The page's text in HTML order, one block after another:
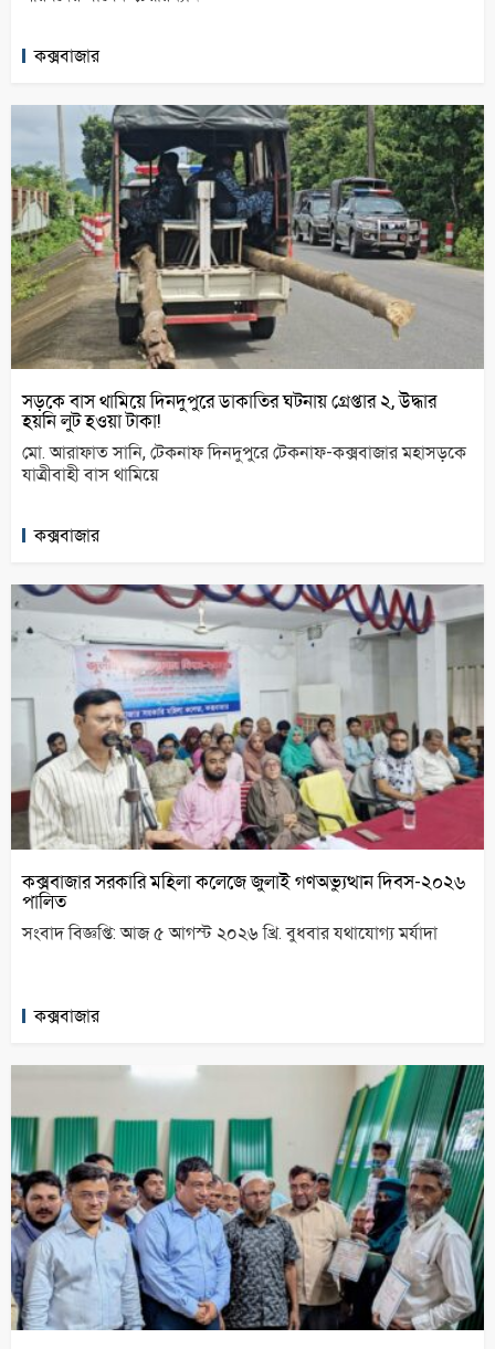
কক্সবাজার
সড়কে বাস থামিয়ে দিনদুপুরে ডাকাতির ঘটনায় গ্রেপ্তার ২, উদ্ধার
হয়নি লুট হওয়া টাকা!
মো. আরাফাত সানি, টেকনাফ দিনদুপুরে টেকনাফ-কক্সবাজার মহাসড়কে
যাত্রীবাহী বাস থামিয়ে
কক্সবাজার
কক্সবাজার সরকারি মহিলা কলেজে জুলাই গণঅভ্যুত্থান দিবস-২০২৬
পালিত
সংবাদ বিজ্ঞপ্তি: আজ ৫ আগস্ট ২০২৬ খ্রি. বুধবার যথাযোগ্য মর্যাদা
কক্সবাজার